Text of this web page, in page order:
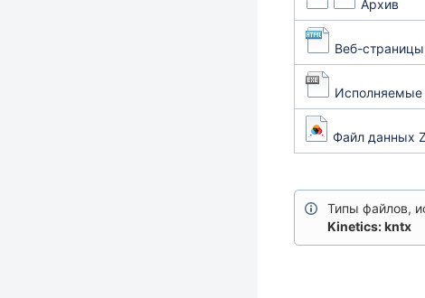
Архив
Веб-страницы
Файл данных
Типы файлов,
Kinetics: kntx